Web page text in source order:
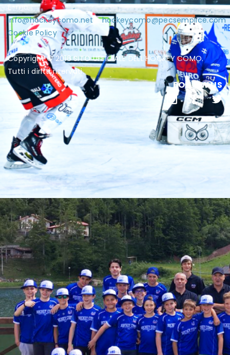
E-mail:
info@hockeycomo.net -hockeycomo@pecsemplice.com
Cookie Policy
Copyright © 2016 SITO UFFICIALE DELL'HOCKEY COMO.
Tutti i diritti riservati.
FOLLOW US